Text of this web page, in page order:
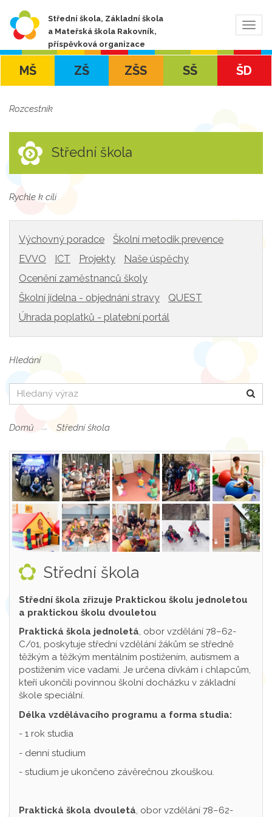
Střední škola, Základní škola
a Mateřská škola Rakovník,
příspěvková organizace
MŠ ZŠ ZŠS SŠ ŠD
Rozcestník
Střední škola
Rychle k cíli
Výchovný poradce
Školní metodik prevence
EVVO
ICT Projekty
Naše úspěchy
Ocenění zaměstnanců školy
Školní jídelna - objednání stravy
QUEST
Úhrada poplatků - platební portál
Hledání
Hledat
Domů Střední škola
Střední škola
Střední škola zřizuje Praktickou školu jednoletou
a praktickou školu dvouletou
Praktická škola jednoletá, obor vzdělání 78–62-
C/01, poskytuje střední vzdělání žákům se středně
těžkým a těžkým mentálním postižením, autismem a
postižením více vadami. Je určena dívkám i chlapcům,
kteří ukončili povinnou školní docházku v základní
škole speciální.
Délka vzdělávacího programu a forma studia:
- 1 rok studia
- denní studium
- studium je ukončeno závěrečnou zkouškou.
Praktická škola dvouletá, obor vzdělání 78–62-